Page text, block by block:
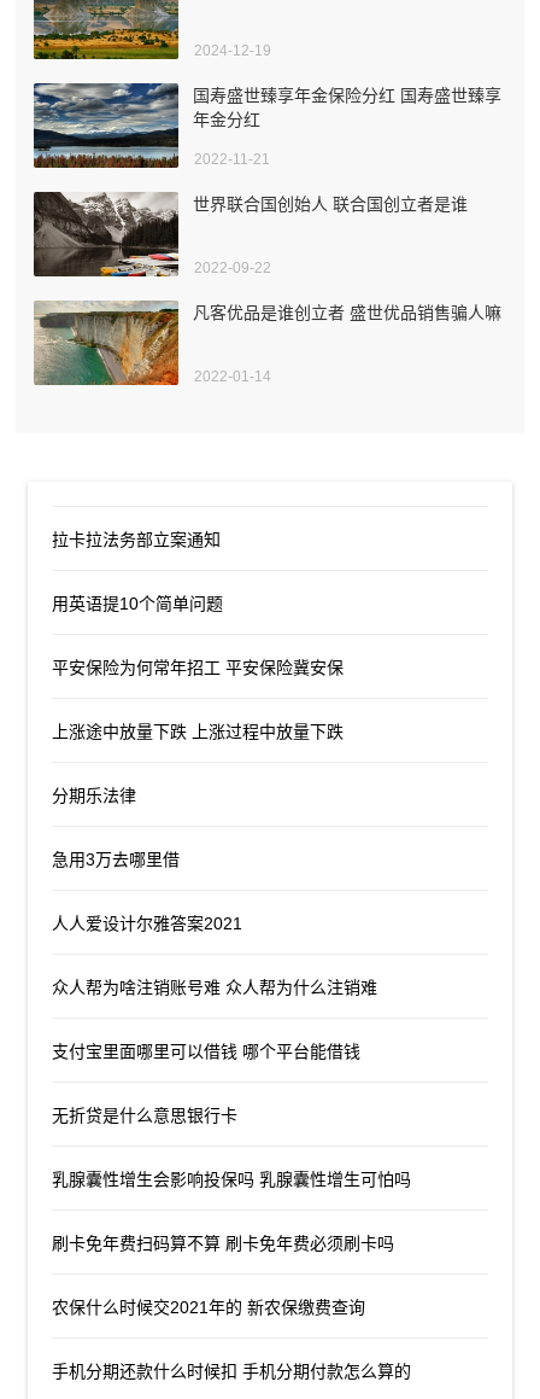
2024-12-19
国寿盛世臻享年金保险分红 国寿盛世臻享
年金分红
2022-11-21
世界联合国创始人 联合国创立者是谁
2022-09-22
凡客优品是谁创立者 盛世优品销售骗人嘛
2022-01-14
拉卡拉法务部立案通知
用英语提10个简单问题
平安保险为何常年招工 平安保险冀安保
上涨途中放量下跌 上涨过程中放量下跌
分期乐法律
急用3万去哪里借
人人爱设计尔雅答案2021
众人帮为啥注销账号难 众人帮为什么注销难
支付宝里面哪里可以借钱 哪个平台能借钱
无折贷是什么意思银行卡
乳腺囊性增生会影响投保吗 乳腺囊性增生可怕吗
刷卡免年费扫码算不算 刷卡免年费必须刷卡吗
农保什么时候交2021年的 新农保缴费查询
手机分期还款什么时候扣 手机分期付款怎么算的